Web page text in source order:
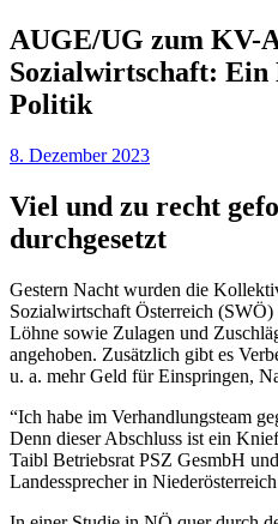
AUGE/UG zum KV-
Sozialwirtschaft:
Politik
8. Dezember 2023
Viel und zu recht
durchgesetzt
Gestern Nacht wurden die
Sozialwirtschaft Österreich
Löhne sowie Zulagen und
angehoben. Zusätzlich gibt es
u. a. mehr Geld für Einspringen,
“Ich habe im Verhandlungsteam
Denn dieser Abschluss ist ein
Taibl Betriebsrat PSZ GesmbH
Landessprecher in